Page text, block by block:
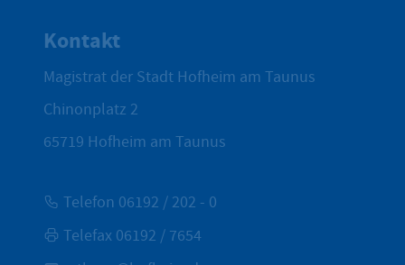
Kontakt
Magistrat der Stadt Hofheim am Taunus
Chinonplatz 2
65719 Hofheim am Taunus
Telefon 06192 / 202 - 0
Telefax 06192 / 7654